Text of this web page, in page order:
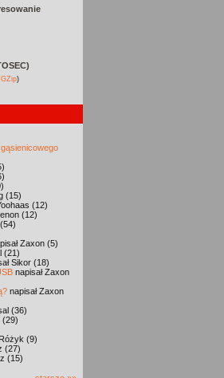
)
(15)
(12)
(12)
Zaxon (5)
(21)
Sikor (18)
napisał Zaxon
napisał Zaxon
(36)
(29)
(9)
(27)
(15)